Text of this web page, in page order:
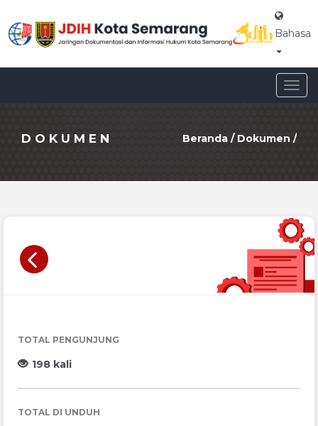
Bahasa
DOKUMEN Beranda / Dokumen /
TOTAL PENGUNJUNG
198 kali
TOTAL DI UNDUH